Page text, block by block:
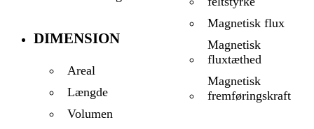
DIMENSION
Areal
Længde
Volumen
Magnetisk flux
Magnetisk
fluxtæthed
Magnetisk
fremføringskraft